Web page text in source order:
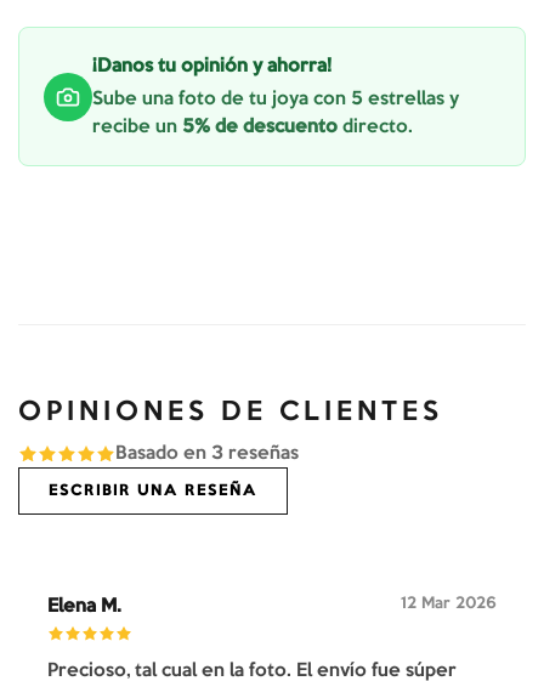
¡Danos tu opinión y ahorra!
Sube una foto de tu joya con 5 estrellas y
recibe un 5% de descuento directo.
OPINIONES DE CLIENTES
Basado en 3 reseñas
ESCRIBIR UNA RESEÑA
Elena M. 12 Mar 2026
Precioso, tal cual en la foto. El envío fue súper